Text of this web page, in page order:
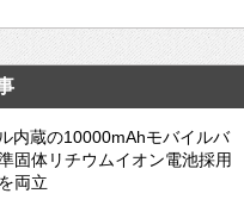
内蔵の10000mAhモバイルバ
固体リチウムイオン電池採用
両立